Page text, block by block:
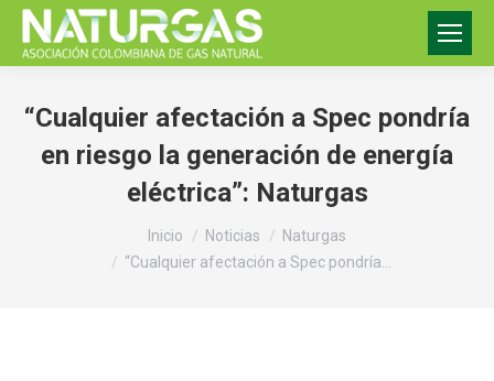
“Cualquier afectación a Spec pondría
en riesgo la generación de energía
eléctrica”: Naturgas
Inicio Noticias
Naturgas
“Cualquier afectación a Spec pondría…